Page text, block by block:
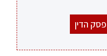
הדין